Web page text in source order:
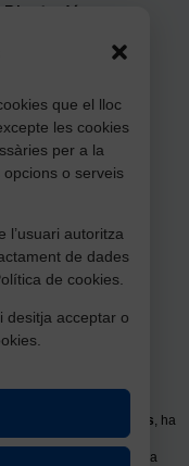
que el lloc
les cookies
per a la
o serveis
l’usuari autoritza
de dades
de cookies.
desitja acceptar o
Germans Garcia Fossas , ha
conservació i
de l’àmbit de la